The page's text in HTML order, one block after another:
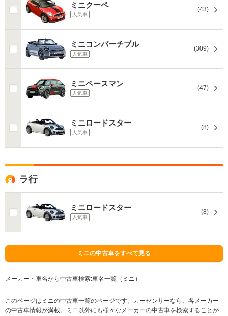
ミニクーペ
人気車
(43)
ミニコンバーチブル
人気車
(309)
ミニペースマン
人気車
(47)
ミニロードスター
人気車
(8)
ラ行
ミニロードスター
人気車
(8)
ミニの中古車をすべて見る
メーカー・車名から中古車検索:車名一覧（ミニ）
このページはミニの中古車一覧のページです。カーセンサーなら、各メーカー
の中古車情報が満載。ミニ以外にも様々なメーカーの中古車を検索することが